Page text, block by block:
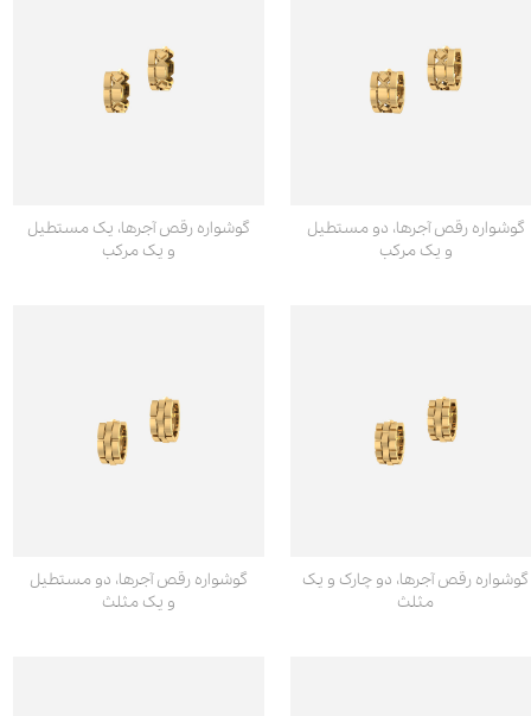
گوشواره رقص آجرها، دو مستطیل
و یک مرکب
گوشواره رقص آجرها، یک مستطیل
و یک مرکب
گوشواره رقص آجرها، دو چارک و یک
مثلث
گوشواره رقص آجرها، دو مستطیل
و یک مثلث